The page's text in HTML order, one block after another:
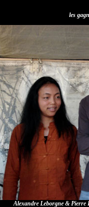
les
Alexandre Leborgne &